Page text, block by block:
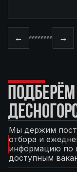
← →
Мы держим
отбора и
информацию по
доступным